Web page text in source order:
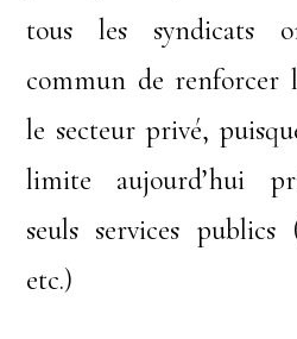
tous les syndicats
commun de renforcer
le secteur privé,
limite aujourd’hui
seuls services publics
etc.)